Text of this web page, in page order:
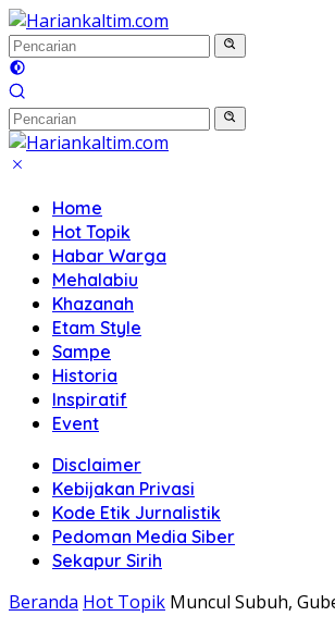
Langsung
ke
konten
Home
Hot Topik
Habar Warga
Mehalabiu
Khazanah
Etam Style
Sampe
Historia
Inspiratif
Event
Disclaimer
Kebijakan Privasi
Kode Etik Jurnalistik
Pedoman Media Siber
Sekapur Sirih
Beranda Hot Topik Muncul Subuh,